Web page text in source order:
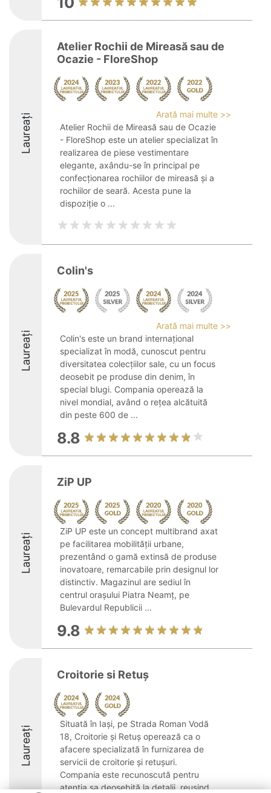
Laureați
Atelier Rochii de Mireasă sau de
Ocazie - FloreShop
Arată mai multe >>
Atelier Rochii de Mireasă sau de Ocazie
- FloreShop este un atelier specializat în
realizarea de piese vestimentare
elegante, axându-se în principal pe
confecționarea rochiilor de mireasă și a
rochiilor de seară. Acesta pune la
dispoziție o ...
Laureați
Colin's
Arată mai multe >>
Colin's este un brand internațional
specializat în modă, cunoscut pentru
diversitatea colecțiilor sale, cu un focus
deosebit pe produse din denim, în
special blugi. Compania operează la
nivel mondial, având o rețea alcătuită
din peste 600 de ...
8.8
Laureați
ZiP UP
ZiP UP este un concept multibrand axat
pe facilitarea mobilității urbane,
prezentând o gamă extinsă de produse
inovatoare, remarcabile prin designul lor
distinctiv. Magazinul are sediul în
centrul orașului Piatra Neamț, pe
Bulevardul Republicii ...
9.8
Laureați
Croitorie si Retuș
Situată în Iași, pe Strada Roman Vodă
18, Croitorie și Retuș operează ca o
afacere specializată în furnizarea de
servicii de croitorie și retușuri.
Compania este recunoscută pentru
atenția sa deosebită la detalii, reușind